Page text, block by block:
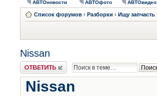
АВТОновости АВТОфото АВТОвидео
Список форумов ‹ Разборки ‹ Ищу запчасть
Nissan
Ответить
Nissan